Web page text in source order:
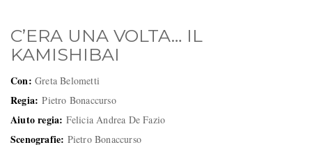
C’ERA UNA VOLTA… IL
KAMISHIBAI
Con: Greta Belometti
Regia:Pietro Bonaccurso
Aiuto regia: Felicia Andrea De Fazio
Scenografie: Pietro Bonaccurso